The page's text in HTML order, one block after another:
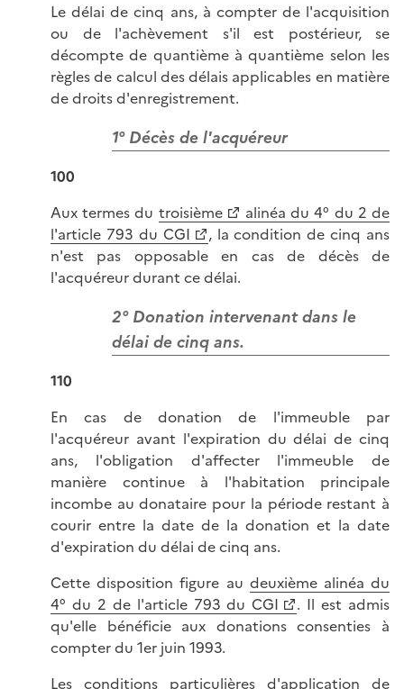
Le délai de cinq ans, à compter de l'acquisition
ou de l'achèvement s'il est postérieur, se
décompte de quantième à quantième selon les
règles de calcul des délais applicables en matière
de droits d'enregistrement.
1° Décès de l'acquéreur
100
Aux termes du troisième
alinéa du 4° du 2 de
l'article 793 du CGI
, la condition de cinq ans
n'est pas opposable en cas de décès de
l'acquéreur durant ce délai.
2° Donation intervenant dans le
délai de cinq ans.
110
En cas de donation de l'immeuble par
l'acquéreur avant l'expiration du délai de cinq
ans, l'obligation d'affecter l'immeuble de
manière continue à l'habitation principale
incombe au donataire pour la période restant à
courir entre la date de la donation et la date
d'expiration du délai de cinq ans.
Cette disposition figure au deuxième alinéa du
4° du 2 de l'article 793 du CGI
. Il est admis
qu'elle bénéficie aux donations consenties à
compter du 1er juin 1993.
Les conditions particulières d'application de